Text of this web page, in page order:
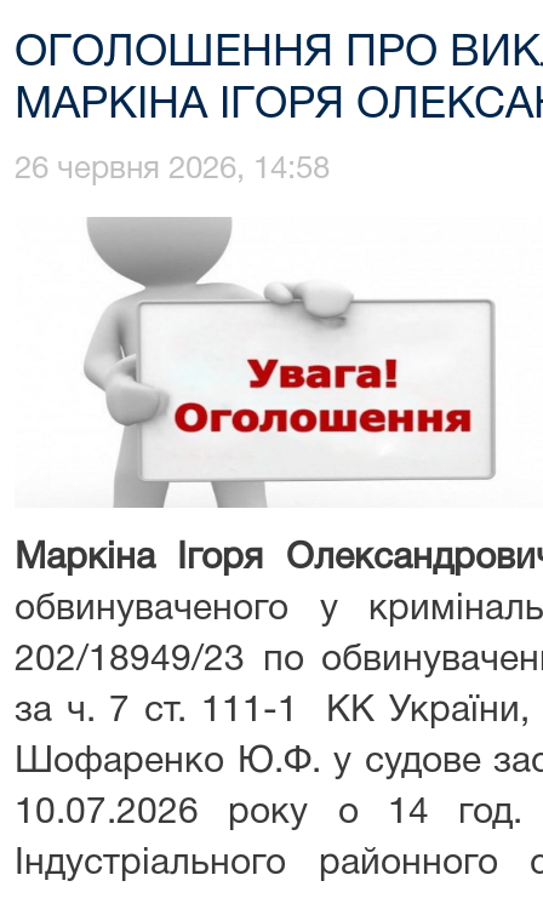
ОГОЛОШЕННЯ ПРО
МАРКІНА ІГОРЯ
26 червня 2026, 14:58
Маркіна Ігоря
обвинуваченого у
202/18949/23 по
за ч. 7 ст. 111-1 КК України,
Шофаренко Ю.Ф. у судове
10.07.2026 року о 14
Індустріального